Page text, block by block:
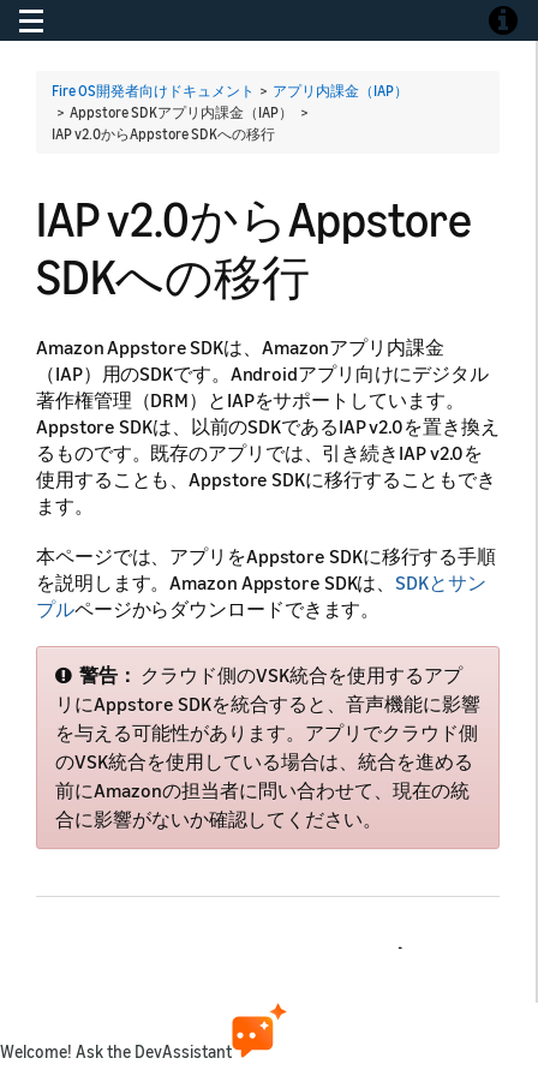
Toggle navigation
Fire OS開発者向けドキュメント > アプリ内課金（IAP）
> Appstore SDKアプリ内課金（IAP） >
IAP v2.0からAppstore SDKへの移行
IAP v2.0からAppstore
SDKへの移行
Amazon Appstore SDKは、Amazonアプリ内課金
（IAP）用のSDKです。Androidアプリ向けにデジタル
著作権管理（DRM）とIAPをサポートしています。
Appstore SDKは、以前のSDKであるIAP v2.0を置き換え
るものです。既存のアプリでは、引き続きIAP v2.0を
使用することも、Appstore SDKに移行することもでき
ます。
本ページでは、アプリをAppstore SDKに移行する手順
を説明します。Amazon Appstore SDKは、 SDKとサン
プルページからダウンロードできます。
警告： クラウド側のVSK統合を使用するアプ
リにAppstore SDKを統合すると、音声機能に影響
を与える可能性があります。アプリでクラウド側
のVSK統合を使用している場合は、統合を進める
前にAmazonの担当者に問い合わせて、現在の統
合に影響がないか確認してください。
DRMとIAPにおける変更
Welcome! Ask the DevAssistant